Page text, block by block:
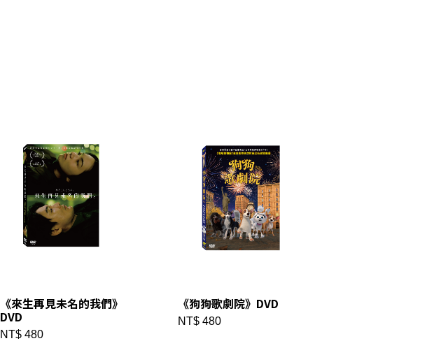
只要再完成幾個步驟，即可完成帳號的註冊程序，
我 要 註 冊
《來生再見未名的我們》
DVD
NT$ 480
《狗狗歌劇院》DVD
NT$ 480